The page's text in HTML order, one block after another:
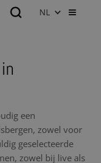
NL
een
zowel voor
geselecteerde
zowel bij live als